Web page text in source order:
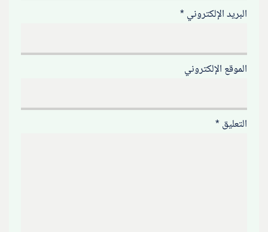
البريد الإلكتروني*
الموقع الإلكتروني
التعليق*